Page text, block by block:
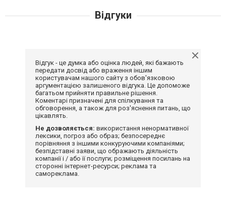
Відгуки
Відгук - це думка або оцінка людей, які бажають
передати досвід або враження іншим
користувачам нашого сайту з обов'язковою
аргументацією залишеного відгука. Це допоможе
багатьом прийняти правильне рішення.
Коментарі призначені для спілкування та
обговорення, а також для роз'яснення питань, що
цікавлять.
Не дозволяється: використання ненормативної
лексики, погроз або образ; безпосереднє
порівняння з іншими конкуруючими компаніями;
безпідставні заяви, що ображають діяльність
компанії і / або її послуги; розміщення посилань на
сторонні інтернет-ресурси; реклама та
самореклама.